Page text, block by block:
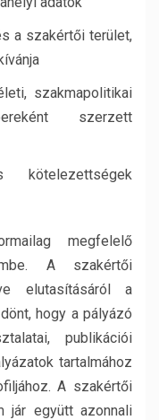
a szakértői terület,
szakmapolitikai
szerzett
megfelelő
A szakértői
elutasításáról a
hogy a pályázó
publikációi
tartalmához
A szakértői
jár együtt azonnali